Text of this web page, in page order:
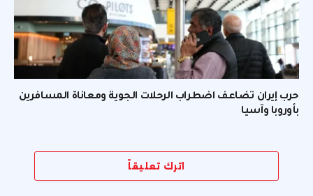
حرب إيران تضاعف اضطراب الرحلات الجوية ومعاناة المسافرين
بأوروبا وآسيا
اترك تعليقاً